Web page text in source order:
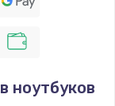
ноутбуков